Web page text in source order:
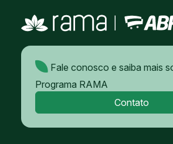
Fale conosco e saiba mais
Programa RAMA
Contato